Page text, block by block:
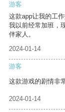
游客
这款app让我的工
我以前经常加班，
伴家人。
2024-01-14
游客
这款游戏的剧情非
2024-01-14